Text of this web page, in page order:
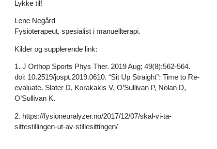
Lykke til!
Lene Negård
Fysioterapeut, spesialist i manuellterapi.
Kilder og supplerende link:
1. J Orthop Sports Phys Ther. 2019 Aug; 49(8):562-564.
doi: 10.2519/jospt.2019.0610. “Sit Up Straight”: Time to Re-
evaluate. Slater D, Korakakis V, O’Sullivan P, Nolan D,
O’Sullivan K.
2. https://fysioneuralyzer.no/2017/12/07/skal-vi-ta-
sittestillingen-ut-av-stillesittingen/